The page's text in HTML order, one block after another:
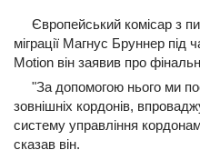
Європейський комісар з
міграції Магнус Бруннер під
Motion він заявив про
"За допомогою нього ми
зовнішніх кордонів,
систему управління
сказав він.